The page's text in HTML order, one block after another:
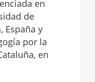
en
de
España y
por la
en